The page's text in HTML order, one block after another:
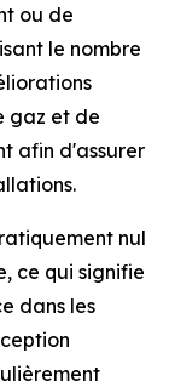
ou de
le nombre
gaz et de
afin d'assurer
nul
ce qui signifie
dans les